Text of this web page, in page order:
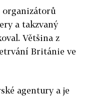
organizátorů
a takzvaný
Většina z
Británie ve
agentury a je